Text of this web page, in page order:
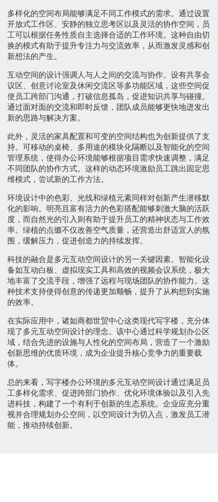
多样化的空间布局能够满足不同工作模式的需求。通过设置
开放式工作区、安静的独立思考区以及灵活的协作空间，员
工可以根据任务性质自主选择合适的工作环境。这种自由切
换的模式有助于提升专注力与交流效率，从而激发灵感和创
新想法的产生。
互动空间的设计强调人与人之间的交流与协作。设有共享会
议区、创意讨论室及休闲交流区等多功能区域，这些空间促
使员工跨部门沟通，打破信息孤岛，促进知识共享与碰撞。
通过面对面的交流和即时反馈，团队成员能够更快地迸发出
新的思路与解决方案。
此外，灵活的家具配置和可变的空间结构也为创新提供了支
持。可移动的桌椅、多用途的模块化隔断以及智能化的空间
管理系统，使得办公环境能够根据项目需求快速调整，满足
不同团队的协作方式。这样的动态环境激励员工跳出固定思
维模式，尝试新的工作方法。
环境设计中的色彩、光线和绿植元素同样对创新产生潜移默
化的影响。明亮且富有活力的色彩搭配能够刺激大脑的活跃
度，而自然光的引入则有助于提升员工的精神状态与工作效
率。绿植的点缀不仅改善空气质量，还营造出舒适宜人的氛
围，缓解压力，促进创造力的持续发挥。
科技的融合是多元互动空间设计的另一关键因素。智能化设
备如互动白板、虚拟现实工具和高效的视频会议系统，极大
地丰富了交流手段，增强了远程与现场团队的协作能力。这
种技术支持使得创意的传递更加顺畅，提升了从构想到实施
的效率。
在实际应用中，诸如商都世贸中心这类现代写字楼，充分体
现了多元互动空间设计的理念。该中心通过科学规划办公区
域，结合先进的设施与人性化的空间布局，营造了一个激励
创新思维的优质环境，成为企业提升核心竞争力的重要载
体。
总的来看，写字楼办公环境的多元互动空间设计通过满足员
工多样化需求、促进跨部门协作、优化环境体验以及引入先
进科技，构建了一个有利于创新的生态系统。企业应充分重
视并合理规划办公空间，以空间设计为切入点，激发员工潜
能，推动持续创新。